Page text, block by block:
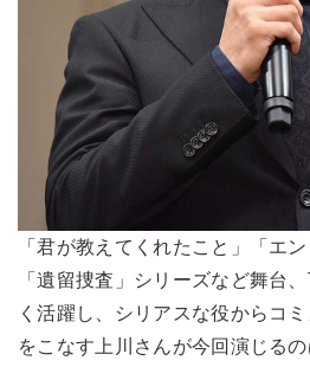
「君が教えてくれたこと」「エ
「遺留捜査」シリーズなど舞台
く活躍し、シリアスな役からコ
をこなす上川さんが今回演じる